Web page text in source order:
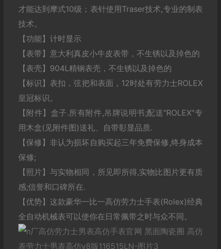
才能达到摩式10级；表针使用Traser技术,专业的制表
技术。
【功能】计时显示
【表带】意大利真皮小牛皮表带，不生锈以及掉色的
【表壳】904L精钢表壳，不生锈以及掉色的
【标识】表扣，弦把和表面，12时处有劳力士ROLEX
皇冠标识。
【附件】盒子.所有附件,吊牌说明书;配送"ROLEX"专
用木盒(见附件图)送礼、自带彰显品质.
【保修】非认为损坏自购买起三年免费保修,终身成本
保修;
【照片】与实物相同，所见即所得,实物比图片更有质
感;信誉和口碑所在.
【优势】这款豪华一比一高仿劳力士手表(Rolex)经典
全自动机械表可以使你在日常佩带之时与众不同。